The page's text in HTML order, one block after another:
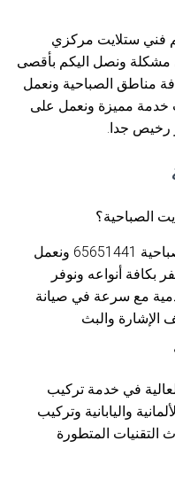
فني ستلايت مركزي
وجود أي مشكلة ونصل اليكم بأقصى
مناطق الصباحية ونعمل
خدمة مميزة ونعمل على
رخيص جدا.
الصباحية؟
نوفر لكم افضل رقم فني ستلايت الصباحية 65651441 ونعمل
أنواعه ونوفر
مع سرعة في صيانة
والبث
في خدمة تركيب
واليابانية وتركيب
التقنيات المتطورة